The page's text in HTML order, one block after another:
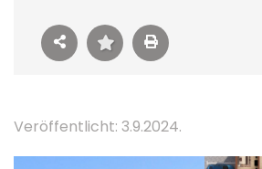
Veröffentlicht: 3.9.2024.